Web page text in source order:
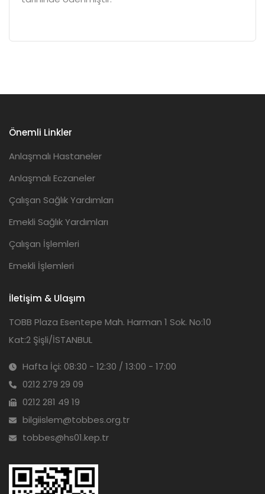
Önemli Linkler
Anlaşmalı Hastaneler
Anlaşmalı Eczaneler
Çalışan Sağlık Yardımları
Emekli Sağlık Yardımları
Çalışan İşlemleri
Emekli İşlemleri
İletişim & Ulaşım
TOBB Plaza Esentepe Mah. Harman 1 Sok. No:10
Kat:2 Şişli/İSTANBUL
Hafta İçi: 08:30 - 12:30 / 13:00 - 17:00
0212 279 29 09
0212 281 49 19
bilgiislem@tobbes.org.tr
tobbes@hs01.kep.tr